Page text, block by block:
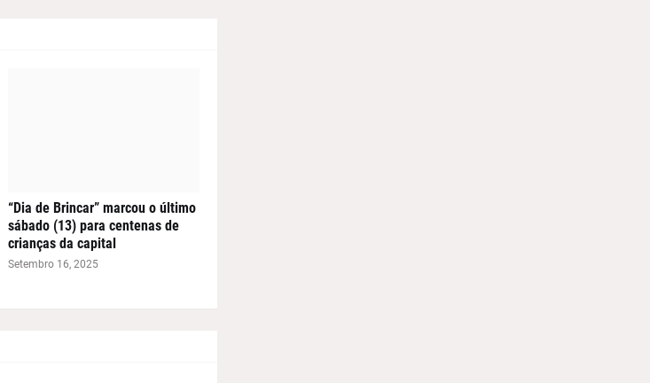
“Dia de Brincar” marcou o último
sábado (13) para centenas de
crianças da capital
Setembro 16, 2025